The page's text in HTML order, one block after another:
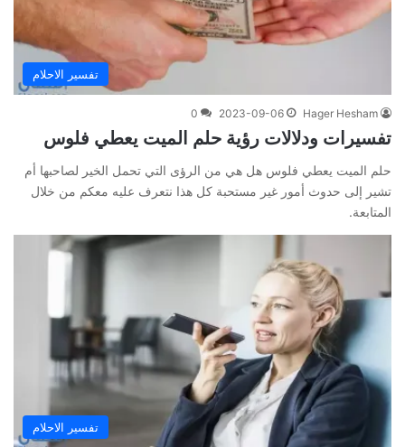
تفسير الاحلام
Hager Hesham
2023-09-06
0
تفسيرات ودلالات رؤية حلم الميت يعطي فلوس
حلم الميت يعطي فلوس هل هي من الرؤى التي تحمل الخير لصاحبها أم
تشير إلى حدوث أمور غير مستحبة كل هذا نتعرف عليه معكم من خلال
المتابعة.
تفسير الاحلام